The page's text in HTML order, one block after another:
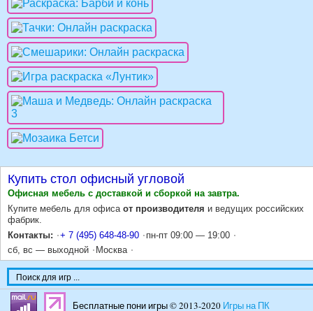
Купить стол офисный угловой
Офисная мебель с доставкой и сборкой на завтра.
Купите мебель для офиса от производителя и ведущих российских
фабрик.
Контакты:
+ 7 (495) 648-48-90
пн-пт 09:00 — 19:00
сб, вс — выходной
Москва
Бесплатные пони игры © 2013-2020 Игры на ПК